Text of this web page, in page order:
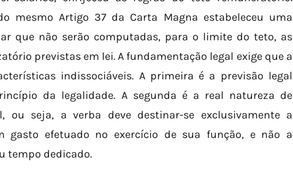
mesmo Artigo 37 da Carta Magna estabeleceu uma
que não serão computadas, para o limite do teto, as
previstas em lei. A fundamentação legal exige que a
indissociáveis. A primeira é a previsão legal
da legalidade. A segunda é a real natureza de
ou seja, a verba deve destinar-se exclusivamente a
gasto efetuado no exercício de sua função, e não a
tempo dedicado.